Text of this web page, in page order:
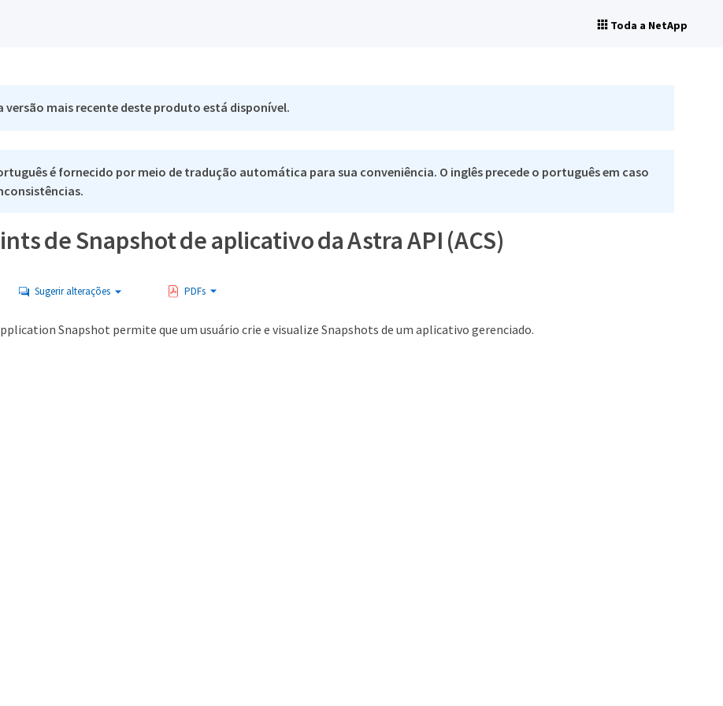
Toda a NetApp
versão mais recente deste produto está disponível.
é fornecido por meio de tradução automática para sua conveniência. O inglês precede o português em caso
de Snapshot de aplicativo da Astra API (ACS)
Sugerir alterações PDFs
Snapshot permite que um usuário crie e visualize Snapshots de um aplicativo gerenciado.